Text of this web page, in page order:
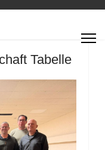
Tabelle